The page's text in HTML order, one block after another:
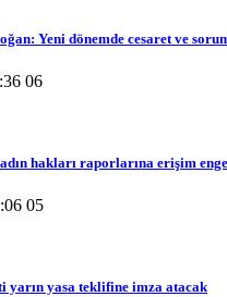
Yeni dönemde cesaret ve
06
hakları raporlarına erişim
05
yarın yasa teklifine imza atacak